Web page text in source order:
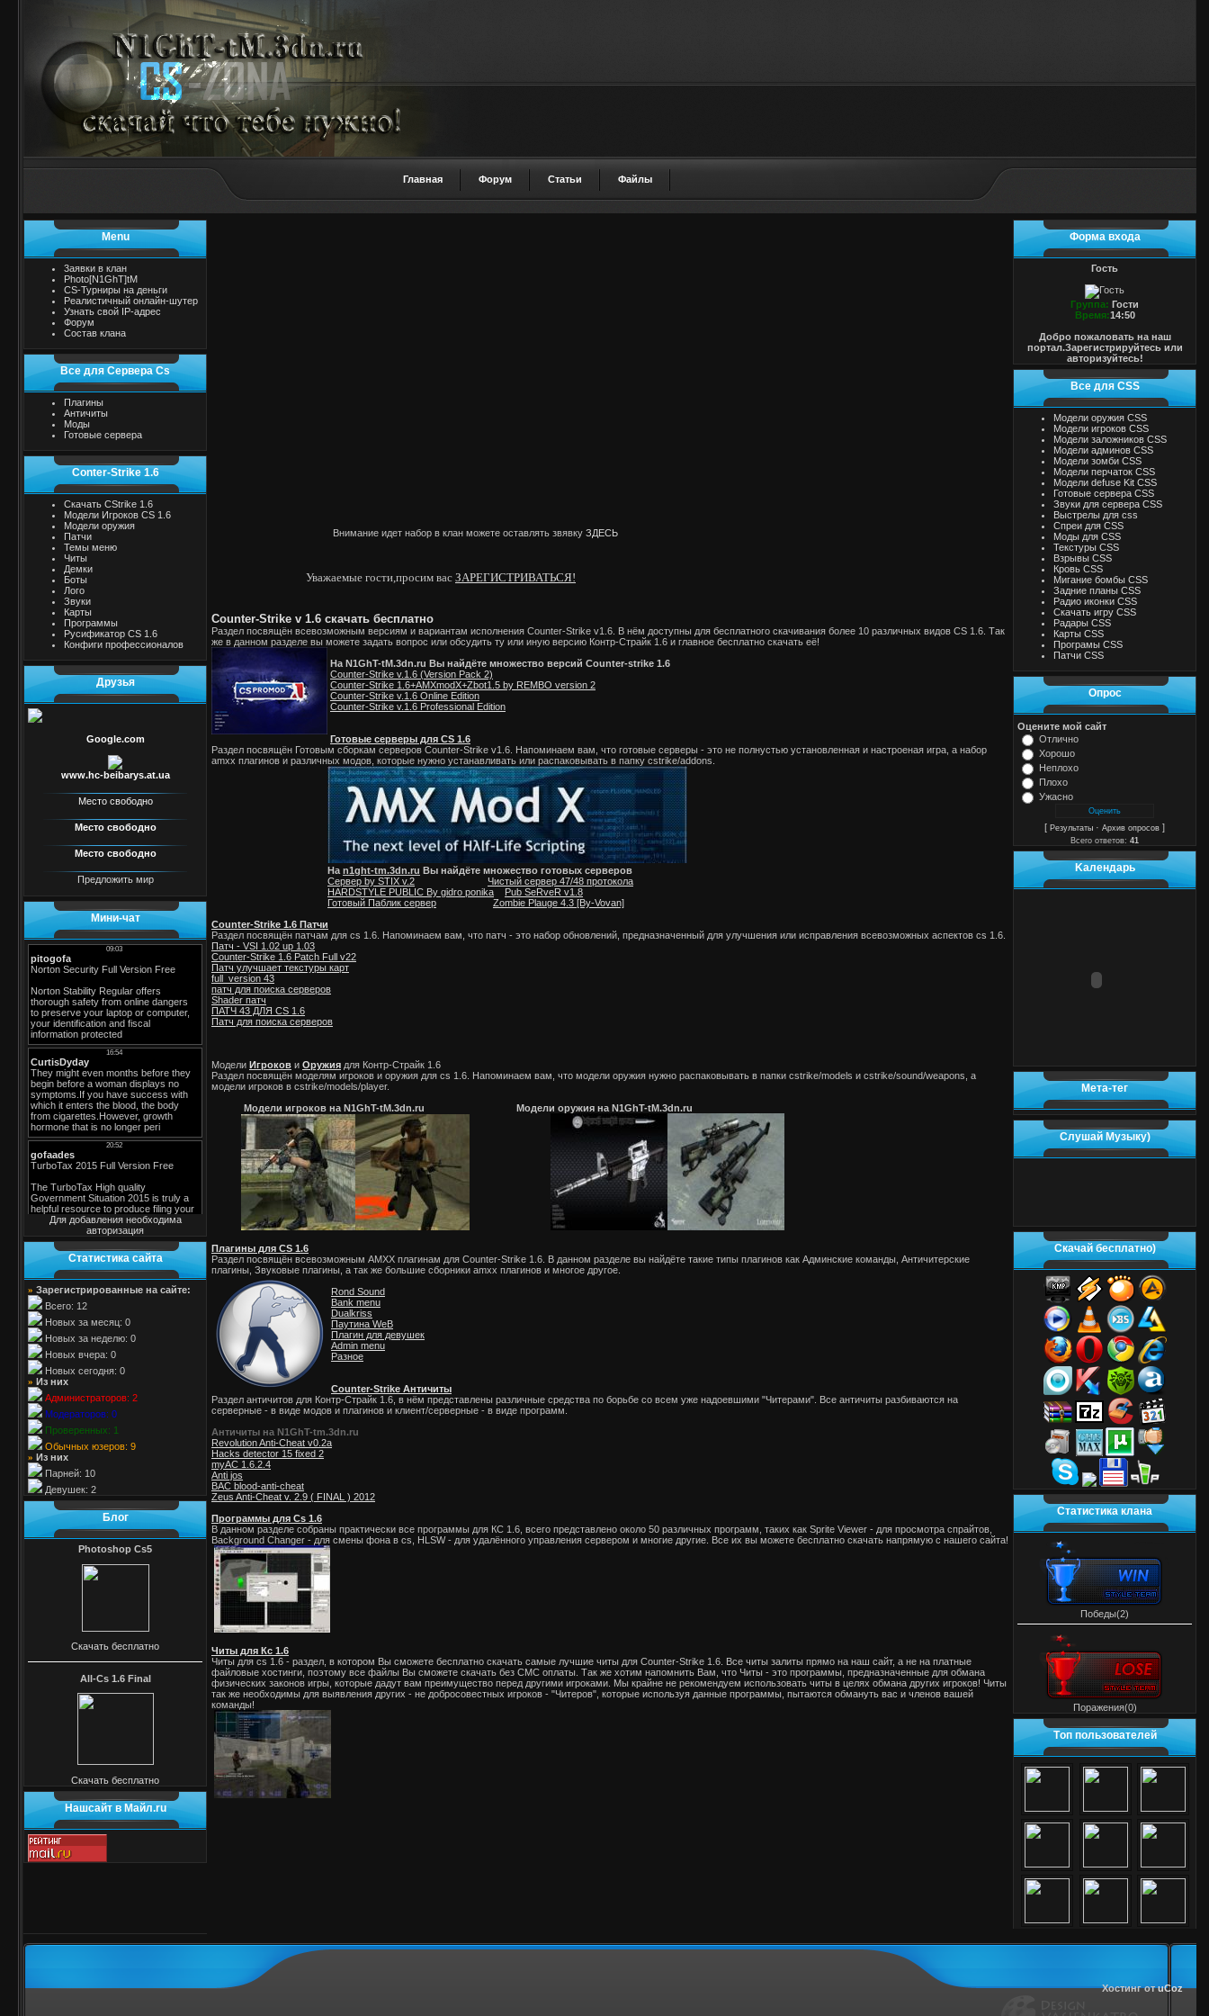
Главная Форум Статьи Файлы
Menu
3аявки в клан
Photo[N1GhT]tM
CS-Турниры на деньги
Реалистичный онлайн-шутер
Узнать свой IP-адрес
Форум
Состав клана
Все для Сервера Cs
Плагины
Античиты
Моды
Готовые сервера
Conter-Strike 1.6
Скачать CStrike 1.6
Модели Игроков CS 1.6
Модели оружия
Патчи
Темы меню
Читы
Демки
Боты
Лого
Звуки
Карты
Программы
Русификатор CS 1.6
Конфиги профессионалов
Друзья
Google.com
www.hc-beibarys.at.ua
Место свободно
Место свободно
Место свободно
Предложить мир
Мини-чат
Для добавления необходима
авторизация
Cтатистика cайта
» Зарегистрированные на сайте:
Всего: 12
Новых за месяц: 0
Новых за неделю: 0
Новых вчера: 0
Новых сегодня: 0
» Из них
Администраторов: 2
Модераторов: 0
Проверенных: 1
Обычных юзеров: 9
» Из них
Парней: 10
Девушек: 2
Блог
Photoshop Cs5
Скачать бесплатно
All-Cs 1.6 Final
Скачать бесплатно
Нашсайт в Майл.ru
Внимание идет набор в клан можете оставлять звявку ЗДЕСЬ
Уважаемые гости,просим вас ЗАРЕГИСТРИВАТЬСЯ!
Counter-Strike v 1.6 скачать бесплатно
Раздел посвящён всевозможным версиям и вариантам исполнения Counter-Strike v1.6. В нём доступны для бесплатного скачивания более 10 различных видов CS 1.6. Так
же в данном разделе вы можете задать вопрос или обсудить ту или иную версию Контр-Страйк 1.6 и главное бесплатно скачать её!
На N1GhT-tM.3dn.ru Вы найдёте множество версий Counter-strike 1.6
Counter-Strike v.1.6 (Version Pack 2)
Counter-Strike 1.6+AMXmodX+Zbot1.5 by REMBO version 2
Counter-Strike v.1.6 Online Edition
Counter-Strike v.1.6 Professional Edition
Готовые серверы для CS 1.6
Раздел посвящён Готовым сборкам серверов Counter-Strike v1.6. Напоминаем вам, что готовые серверы - это не полнустью установленная и настроеная игра, а набор
amxx плагинов и различных модов, которые нужно устанавливать или распаковывать в папку cstrike/addons.
На n1ght-tm.3dn.ru Вы найдёте множество готовых серверов
Сервер by STIX v.2
Чистый сервер 47/48 протокола
HARDSTYLE PUBLIC By gidro ponika
Pub SeRveR v1.8
Готовый Паблик сервер
Zombie Plauge 4.3 [By-Vovan]
Counter-Strike 1.6 Патчи
Раздел посвящён патчам для cs 1.6. Напоминаем вам, что патч - это набор обновлений, предназначенный для улучшения или исправления всевозможных аспектов cs 1.6.
Патч - VSI 1.02 up 1.03
Counter-Strike 1.6 Patch Full v22
Патч улучшает текстуры карт
full_version 43
патч для поиска серверов
Shader патч
ПАТЧ 43 ДЛЯ CS 1.6
Патч для поиска серверов
Модели Игроков и Оружия для Контр-Страйк 1.6
Раздел посвящён моделям игроков и оружия для cs 1.6. Напоминаем вам, что модели оружия нужно распаковывать в папки cstrike/models и cstrike/sound/weapons, а
модели игроков в cstrike/models/player.
Модели игроков на N1GhT-tM.3dn.ru Модели оружия на N1GhT-tM.3dn.ru
Плагины для CS 1.6
Раздел посвящён всевозможным AMXX плагинам для Counter-Strike 1.6. В данном разделе вы найдёте такие типы плагинов как Админские команды, Античитерские
плагины, Звуковые плагины, а так же большие сборники amxx плагинов и многое другое.
Rond Sound
Bank menu
Dualkriss
Паутина WeB
Плагин для девушек
Admin menu
Разное
Counter-Strike Античиты
Раздел античитов для Контр-Страйк 1.6, в нём представлены различные средства по борьбе со всем уже надоевшими "Читерами". Все античиты разбиваются на
серверные - в виде модов и плагинов и клиент/серверные - в виде программ.
Античиты на N1GhT-tm.3dn.ru
Revolution Anti-Cheat v0.2a
Hacks detector 15 fixed 2
myAC 1.6.2.4
Anti jos
BAC blood-anti-cheat
Zeus Anti-Cheat v. 2.9 ( FINAL ) 2012
Программы для Cs 1.6
В данном разделе собраны практически все программы для КС 1.6, всего представлено около 50 различных программ, таких как Sprite Viewer - для просмотра спрайтов,
Background Changer - для смены фона в cs, HLSW - для удалённого управления сервером и многие другие. Все их вы можете бесплатно скачать напрямую с нашего сайта!
Читы для Кс 1.6
Читы для cs 1.6 - раздел, в котором Вы сможете бесплатно скачать самые лучшие читы для Counter-Strike 1.6. Все читы залиты прямо на наш сайт, а не на платные
файловые хостинги, поэтому все файлы Вы сможете скачать без СМС оплаты. Так же хотим напомнить Вам, что Читы - это программы, предназначенные для обмана
физических законов игры, которые дадут вам преимущество перед другими игроками. Мы крайне не рекомендуем использовать читы в целях обмана других игроков! Читы
так же необходимы для выявления других - не добросовестных игроков - "Читеров", которые используя данные программы, пытаются обмануть вас и членов вашей
команды!
Форма входа
Гость
Группа: Гости
Время:14:50
Добро пожаловать на наш
портал.Зарегистрируйтесь или
авторизуйтесь!
Все для CSS
Модели оружия CSS
Модели игроков CSS
Модели заложников CSS
Модели админов CSS
Модели зомби CSS
Модели перчаток CSS
Модели defuse Kit CSS
Готовые сервера CSS
Звуки для сервера CSS
Выстрелы для css
Спреи для CSS
Моды для CSS
Текстуры CSS
Взрывы CSS
Кровь CSS
Мигание бомбы CSS
Задние планы CSS
Радио иконки CSS
Скачать игру CSS
Радары CSS
Карты CSS
Програмы CSS
Патчи CSS
Опрос
Оцените мой сайт
Отлично
Хорошо
Неплохо
Плохо
Ужасно
[ Результаты · Архив опросов ]
Всего ответов: 41
Kалендарь
Мета-тег
Слушай Музыку)
Скачай бесплатно)
Статистика клана
Победы(2)
Поражения(0)
Tоп пользователей
Хостинг отuCoz